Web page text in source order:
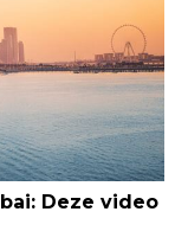
Deze video